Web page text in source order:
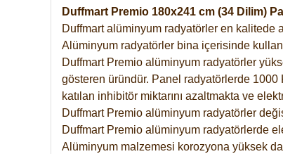
Duffmart Premio 180x241 cm (34 Dilim)
Duffmart alüminyum radyatörler en kalitede
Alüminyum radyatörler bina içerisinde
Duffmart Premio alüminyum radyatörler
gösteren üründür. Panel radyatörlerde 1000
katılan inhibitör miktarını azaltmakta ve
Duffmart Premio alüminyum radyatörler
Duffmart Premio alüminyum radyatörlerde
Alüminyum malzemesi korozyona yüksek